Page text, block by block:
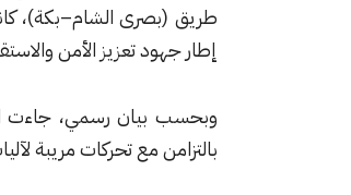
طريق (بصرى الشام–بكة)،
إطار جهود تعزيز الأمن
وبحسب بيان رسمي، جاءت
بالتزامن مع تحركات مريبة